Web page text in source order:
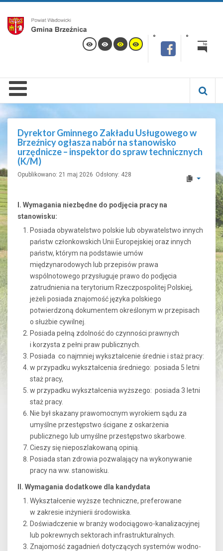
Dyrektor Gminnego Zakładu Usługowego w
Brzeźnicy ogłasza nabór na stanowisko
urzędnicze – inspektor do spraw technicznych
(K/M)
Opublikowano: 21 maj 2026 Odsłony: 428
I. Wymagania niezbędne do podjęcia pracy na
stanowisku:
Posiada obywatelstwo polskie lub obywatelstwo innych
państw członkowskich Unii Europejskiej oraz innych
państw, którym na podstawie umów
międzynarodowych lub przepisów prawa
wspólnotowego przysługuje prawo do podjęcia
zatrudnienia na terytorium Rzeczpospolitej Polskiej,
jeżeli posiada znajomość języka polskiego
potwierdzoną dokumentem określonym w przepisach
o służbie cywilnej.
Posiada pełną zdolność do czynności prawnych
i korzysta z pełni praw publicznych.
Posiada co najmniej wykształcenie średnie i staż pracy:
w przypadku wykształcenia średniego: posiada 5 letni
staż pracy,
w przypadku wykształcenia wyższego: posiada 3 letni
staż pracy.
Nie był skazany prawomocnym wyrokiem sądu za
umyślne przestępstwo ścigane z oskarżenia
publicznego lub umyślne przestępstwo skarbowe.
Cieszy się nieposzlakowaną opinią.
Posiada stan zdrowia pozwalający na wykonywanie
pracy na ww. stanowisku.
II. Wymagania dodatkowe dla kandydata
Wykształcenie wyższe techniczne, preferowane
w zakresie inżynierii środowiska.
Doświadczenie w branży wodociągowo-kanalizacyjnej
lub pokrewnych sektorach infrastrukturalnych.
Znajomość zagadnień dotyczących systemów wodno-